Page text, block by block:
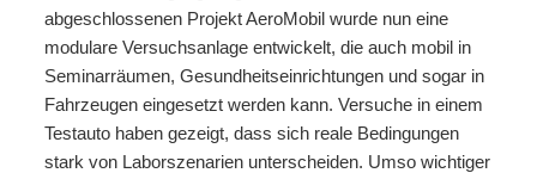
abgeschlossenen Projekt AeroMobil wurde nun eine
modulare Versuchsanlage entwickelt, die auch mobil in
Seminarräumen, Gesundheitseinrichtungen und sogar in
Fahrzeugen eingesetzt werden kann. Versuche in einem
Testauto haben gezeigt, dass sich reale Bedingungen
stark von Laborszenarien unterscheiden. Umso wichtiger